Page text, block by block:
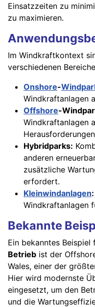
Einsatzzeiten zu
zu maximieren.
Im Windkraftkontext
verschiedenen
Onshore-
Windkraftanlagen
Offshore-
Windkraftanlagen
Hybridparks:
anderen
zusätzliche
erfordert.
Kleinwindanlagen:
Windkraftanlagen
Bekannte
Ein bekanntes
Betrieb ist der
Wales, einer der
Hier wird modernste
eingesetzt, um den
und die